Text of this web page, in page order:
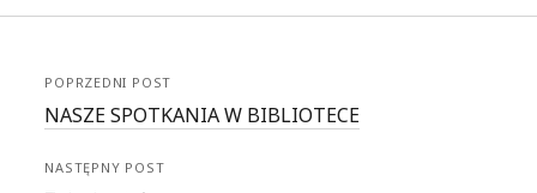
POPRZEDNI POST
NASZE SPOTKANIA W BIBLIOTECE
NASTĘPNY POST